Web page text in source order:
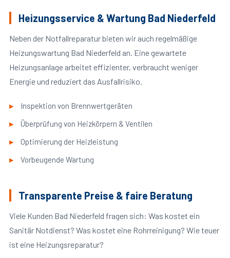
Heizungsservice & Wartung Bad Niederfeld
Neben der Notfallreparatur bieten wir auch regelmäßige
Heizungswartung Bad Niederfeld an. Eine gewartete
Heizungsanlage arbeitet effizienter, verbraucht weniger
Energie und reduziert das Ausfallrisiko.
Inspektion von Brennwertgeräten
Überprüfung von Heizkörpern & Ventilen
Optimierung der Heizleistung
Vorbeugende Wartung
Transparente Preise & faire Beratung
Viele Kunden Bad Niederfeld fragen sich: Was kostet ein
Sanitär Notdienst? Was kostet eine Rohrreinigung? Wie teuer
ist eine Heizungsreparatur?